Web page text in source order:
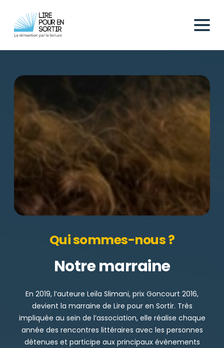
Qui sommes-nous ?
Notre marraine
En 2019, l’auteure Leïla Slimani, prix Goncourt 2016,
devient la marraine de Lire pour en Sortir. Très
impliquée au sein de l’association, elle réalise chaque
année des rencontres littéraires avec les personnes
détenues et participe aux principaux évènements